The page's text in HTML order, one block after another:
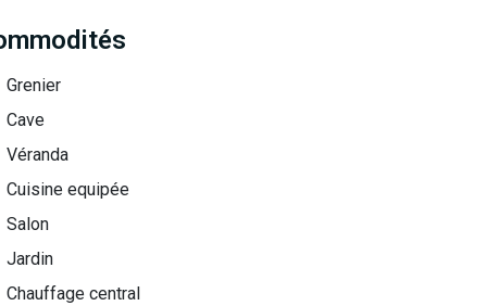
Grenier
Cave
Véranda
Cuisine equipée
Salon
Jardin
Chauffage central